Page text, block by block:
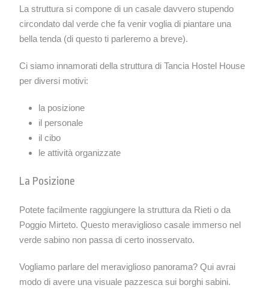
La struttura si compone di un casale davvero stupendo
circondato dal verde che fa venir voglia di piantare una
bella tenda (di questo ti parleremo a breve).
Ci siamo innamorati della struttura di Tancia Hostel House
per diversi motivi:
la posizione
il personale
il cibo
le attività organizzate
La Posizione
Potete facilmente raggiungere la struttura da Rieti o da
Poggio Mirteto. Questo meraviglioso casale immerso nel
verde sabino non passa di certo inosservato.
Vogliamo parlare del meraviglioso panorama? Qui avrai
modo di avere una visuale pazzesca sui borghi sabini.